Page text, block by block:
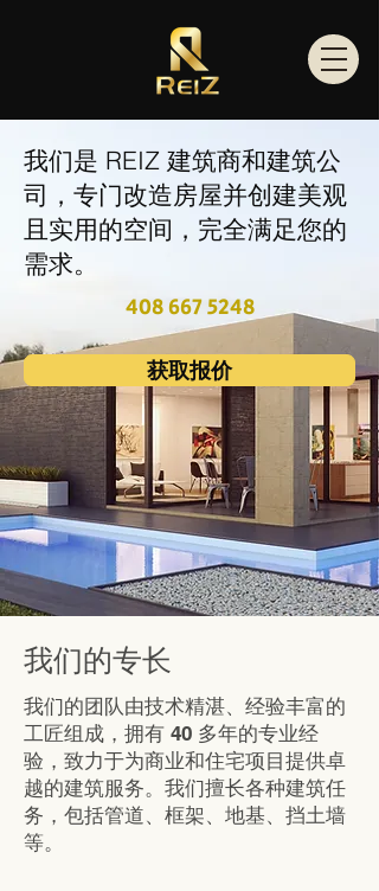
我们是 REIZ 建筑商和建筑公
司，专门改造房屋并创建美观
且实用的空间，完全满足您的
需求。
408 667 5248
获取报价
我们的专长
我们的团队由技术精湛、经验丰富的
工匠组成，拥有 40 多年的专业经
验，致力于为商业和住宅项目提供卓
越的建筑服务。我们擅长各种建筑任
务，包括管道、框架、地基、挡土墙
等。